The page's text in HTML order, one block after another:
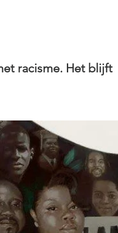
racisme. Het blijft